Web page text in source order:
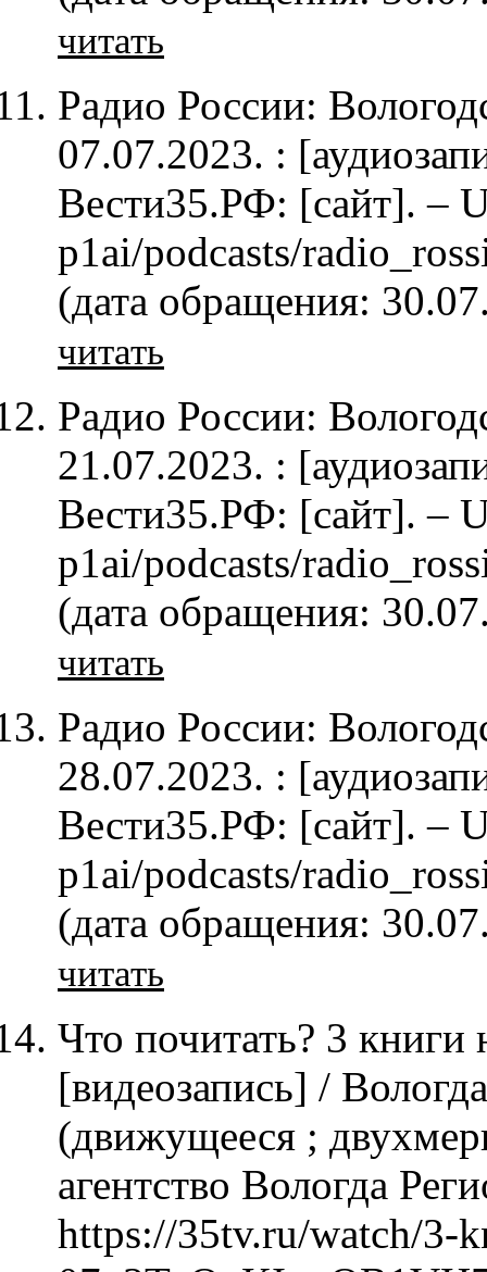
читать
Радио России:
07.07.2023. :
Вести35.РФ: [сайт]. –
p1ai/podcasts/
(дата обращения:
читать
Радио России:
21.07.2023. :
Вести35.РФ: [сайт]. –
p1ai/podcasts/
(дата обращения:
читать
Радио России:
28.07.2023. :
Вести35.РФ: [сайт]. –
p1ai/podcasts/
(дата обращения:
читать
Что почитать? 3
[видеозапись] /
(движущееся ;
агентство Вологда
https://35tv.ru/watch/3-